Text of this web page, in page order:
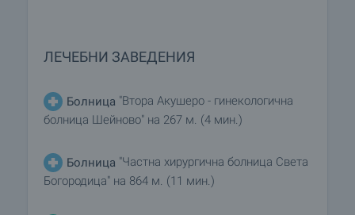
ЛЕЧЕБНИ ЗАВЕДЕНИЯ
Болница "Втора Акушеро - гинекологична
болница Шейново" на 267 м. (4 мин.)
Болница "Частна хирургична болница Света
Богородица" на 864 м. (11 мин.)